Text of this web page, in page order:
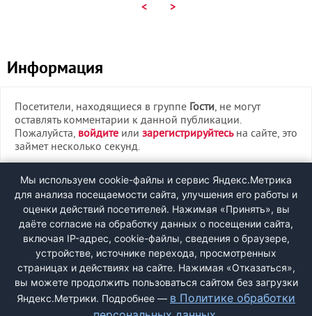
< >
Информация
Посетители, находящиеся в группе Гости, не могут
оставлять комментарии к данной публикации.
Пожалуйста, войдите или зарегистрируйтесьна сайте, это
займет несколько секунд.
ВХОД
РЕГИСТРАЦИЯ
Быстрая регистрациячерез соцсети:
Мы используем cookie-файлы и сервис Яндекс.Метрика
для анализа посещаемости сайта, улучшения его работы и
оценки действий посетителей. Нажимая «Принять», вы
даёте согласие на обработку данных о посещении сайта,
включая IP-адрес, cookie-файлы, сведения о браузере,
устройстве, источнике перехода, просмотренных
страницах и действиях на сайте. Нажимая «Отказаться»,
вы можете продолжить пользоваться сайтом без загрузки
Яндекс.Метрики. Подробнее — в Политике обработки